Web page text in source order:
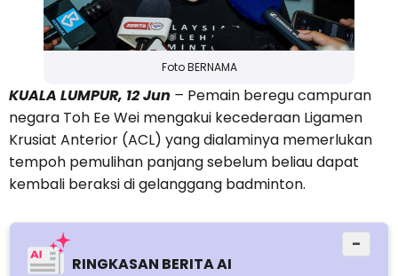
Foto BERNAMA
KUALA LUMPUR, 12 Jun – Pemain beregu campuran
negara Toh Ee Wei mengakui kecederaan Ligamen
Krusiat Anterior (ACL) yang dialaminya memerlukan
tempoh pemulihan panjang sebelum beliau dapat
kembali beraksi di gelanggang badminton.
RINGKASAN BERITA AI
−